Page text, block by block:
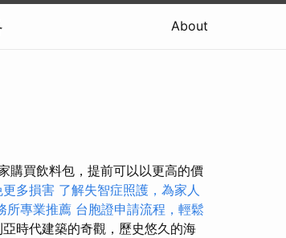
About
購買飲料包，提前可以以更高的價
多損害 了解失智症照護，為家人
所專業推薦 台胞證申請流程，輕鬆
時代建築的奇觀，歷史悠久的海